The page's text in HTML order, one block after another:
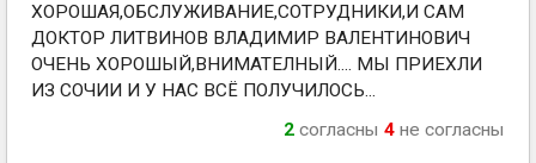
ХОРОШАЯ,ОБСЛУЖИВАНИЕ,СОТРУДНИКИ,И САМ
ДОКТОР ЛИТВИНОВ ВЛАДИМИР ВАЛЕНТИНОВИЧ
ОЧЕНЬ ХОРОШЫЙ,ВНИМАТЕЛНЫЙ.... МЫ ПРИЕХЛИ
ИЗ СОЧИИ И У НАС ВСЁ ПОЛУЧИЛОСЬ...
2 согласны 4 не согласны